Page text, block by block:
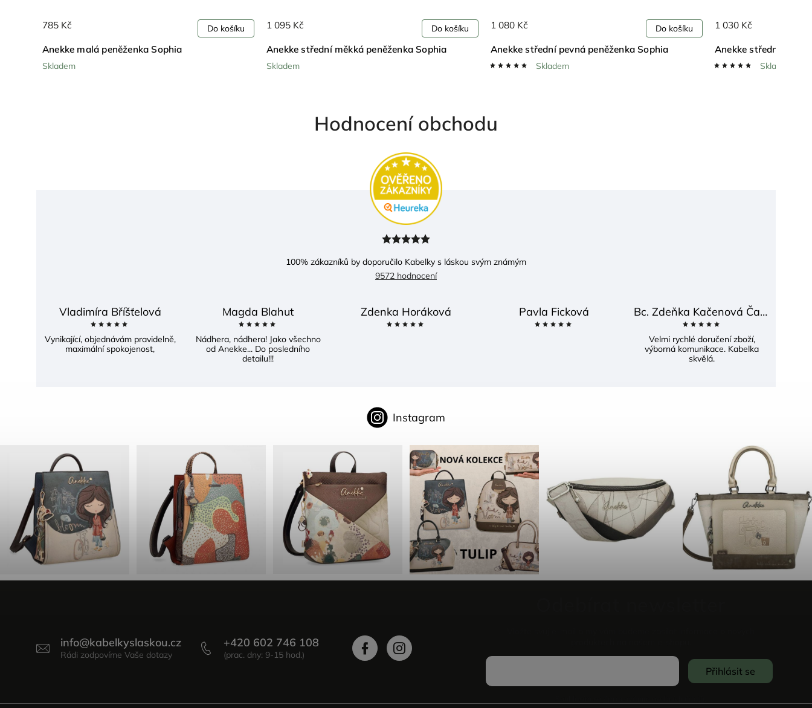
Anekke malá peněženka Sophia
Skladem
785 Kč Do košíku
Anekke střední měkká peněženka Sophia
Skladem
1 095 Kč Do košíku
Anekke střední pevná peněženka Sophia
Skladem
1 080 Kč Do košíku
Anekke střední
Skladem
1 030 Kč
Hodnocení obchodu
100% zákazníků by doporučilo Kabelky s láskou svým známým
9572 hodnocení
Vladimíra Bříšťelová
Vynikající, objednávám pravidelně,
maximální spokojenost,
Magda Blahut
Nádhera, nádhera! Jako všechno
od Anekke... Do posledního
detailu!!!
Zdenka Horáková Pavla Ficková Bc. Zdeňka Kačenová Častová
Velmi rychlé doručení zboží,
výborná komunikace. Kabelka
skvělá.
Instagram
info@kabelkyslaskou.cz +420 602 746 108
Přihlásit se